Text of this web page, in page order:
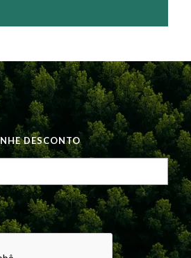
DESCONTO